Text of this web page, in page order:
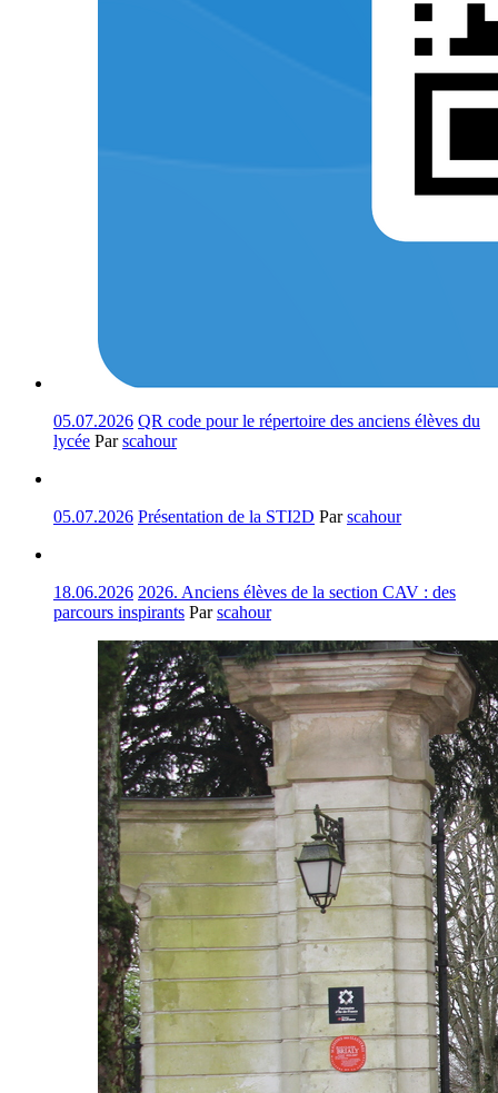
05.07.2026 QR code pour le répertoire des anciens élèves du
lycée Parscahour
05.07.2026 Présentation de la STI2D Parscahour
18.06.2026 2026. Anciens élèves de la section CAV : des
parcours inspirants Parscahour